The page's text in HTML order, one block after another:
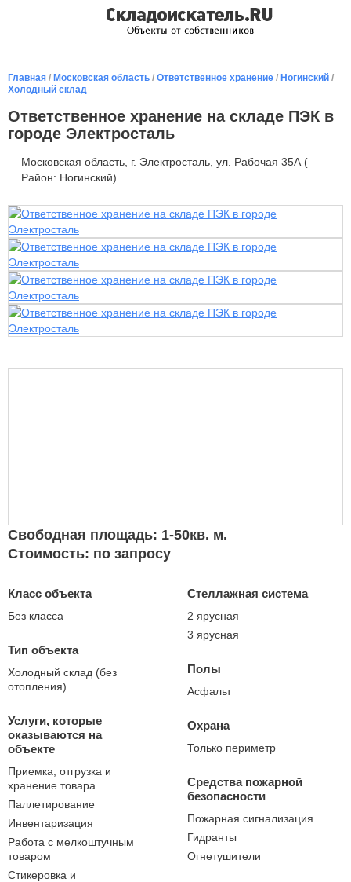
Главная / Московская область / Ответственное хранение / Ногинский /
Холодный склад
Ответственное хранение на складе ПЭК в
городе Электросталь
Московская область, г. Электросталь, ул. Рабочая 35А (
Район: Ногинский)
Свободная площадь: 1-50кв. м.
Стоимость: по запросу
Класс объекта
Без класса
Тип объекта
Холодный склад (без
отопления)
Услуги, которые
оказываются на
объекте
Приемка, отгрузка и
хранение товара
Паллетирование
Инвентаризация
Работа с мелкоштучным
товаром
Стикеровка и
Стеллажная система
2 ярусная
3 ярусная
Полы
Асфальт
Охрана
Только периметр
Средства пожарной
безопасности
Пожарная сигнализация
Гидранты
Огнетушители